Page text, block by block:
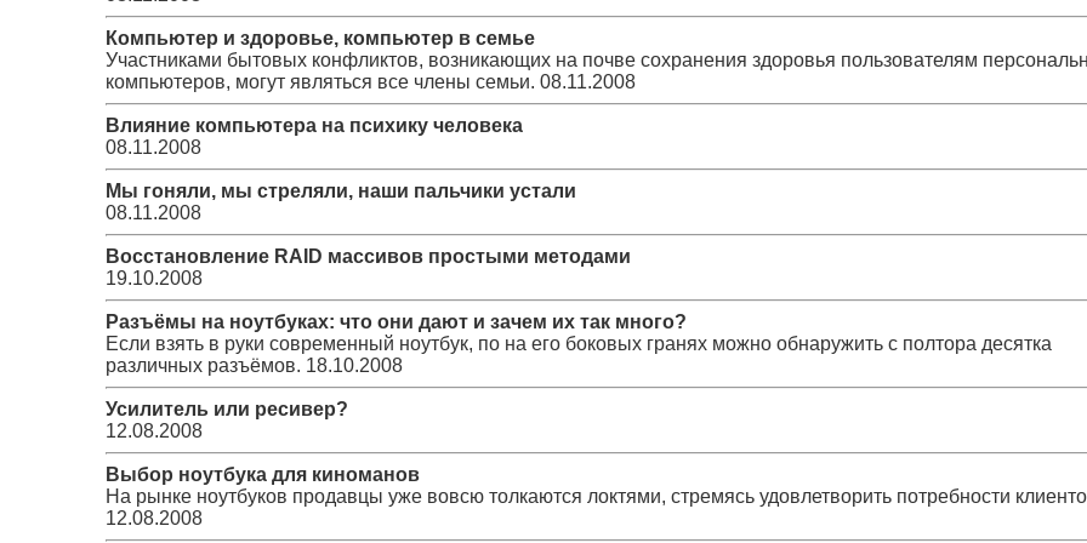
Компьютер и здоровье, компьютер в семье
Участниками бытовых конфликтов, возникающих на почве сохранения здоровья пользователям
компьютеров, могут являться все члены семьи. 08.11.2008
Влияние компьютера на психику человека
08.11.2008
Мы гоняли, мы стреляли, наши пальчики устали
08.11.2008
Восстановление RAID массивов простыми методами
19.10.2008
Разъёмы на ноутбуках: что они дают и зачем их так много?
Если взять в руки современный ноутбук, по на его боковых гранях можно обнаружить с полтора десятка
различных разъёмов. 18.10.2008
Усилитель или ресивер?
12.08.2008
Выбор ноутбука для киноманов
На рынке ноутбуков продавцы уже вовсю толкаются локтями, стремясь удовлетворить потребности
12.08.2008